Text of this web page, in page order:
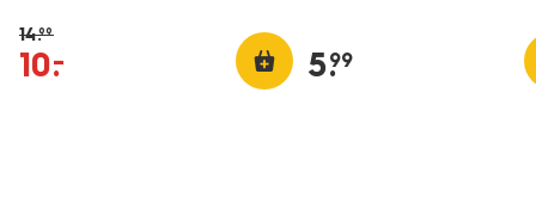
14.99
10.
– 5.
99